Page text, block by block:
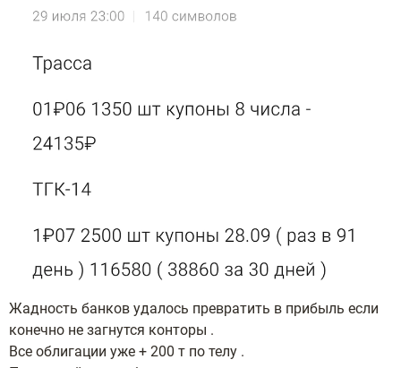
Жадность банков удалось превратить в прибыль если
конечно не загнутся конторы .
Все облигации уже + 200 т по телу .